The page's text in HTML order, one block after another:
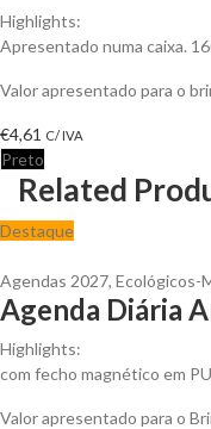
Highlights:
Apresentado numa caixa.
Valor apresentado para o
€4,61 C/ IVA
Preto
Related
Destaque
Agendas 2027, Ecológicos-
Agenda Diária
Highlights:
com fecho magnético em
Valor apresentado para o